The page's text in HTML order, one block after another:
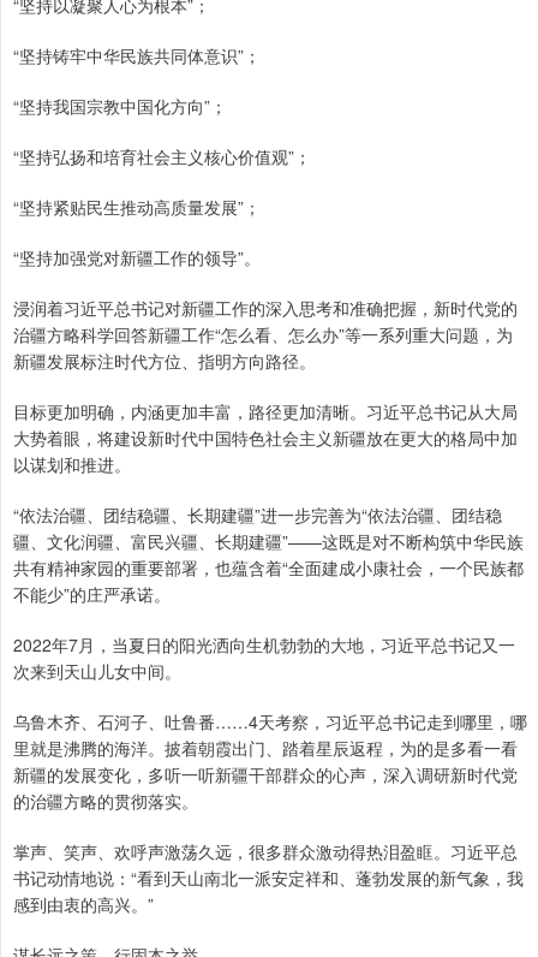
“坚持以凝聚人心为根本”；
“坚持铸牢中华民族共同体意识”；
“坚持我国宗教中国化方向”；
“坚持弘扬和培育社会主义核心价值观”；
“坚持紧贴民生推动高质量发展”；
“坚持加强党对新疆工作的领导”。
浸润着习近平总书记对新疆工作的深入思考和准确把握，新时代党的
治疆方略科学回答新疆工作“怎么看、怎么办”等一系列重大问题，为
新疆发展标注时代方位、指明方向路径。
目标更加明确，内涵更加丰富，路径更加清晰。习近平总书记从大局
大势着眼，将建设新时代中国特色社会主义新疆放在更大的格局中加
以谋划和推进。
“依法治疆、团结稳疆、长期建疆”进一步完善为“依法治疆、团结稳
疆、文化润疆、富民兴疆、长期建疆”——这既是对不断构筑中华民族
共有精神家园的重要部署，也蕴含着“全面建成小康社会，一个民族都
不能少”的庄严承诺。
2022年7月，当夏日的阳光洒向生机勃勃的大地，习近平总书记又一
次来到天山儿女中间。
乌鲁木齐、石河子、吐鲁番……4天考察，习近平总书记走到哪里，哪
里就是沸腾的海洋。披着朝霞出门、踏着星辰返程，为的是多看一看
新疆的发展变化，多听一听新疆干部群众的心声，深入调研新时代党
的治疆方略的贯彻落实。
掌声、笑声、欢呼声激荡久远，很多群众激动得热泪盈眶。习近平总
书记动情地说：“看到天山南北一派安定祥和、蓬勃发展的新气象，我
感到由衷的高兴。”